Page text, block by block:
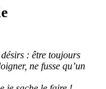
désirs : être toujours
ne fusse qu’un